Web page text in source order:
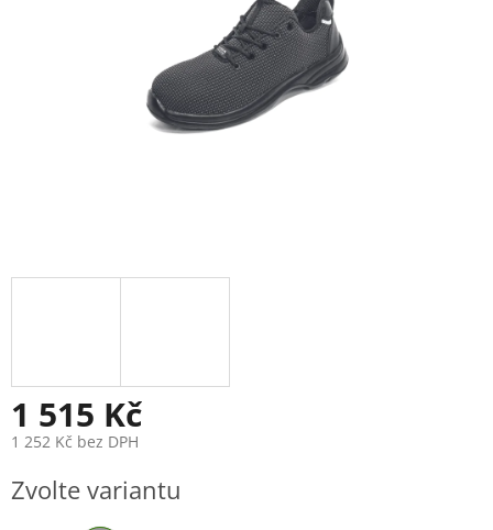
1 515 Kč
1 252 Kč bez DPH
cena:
Zvolte variantu